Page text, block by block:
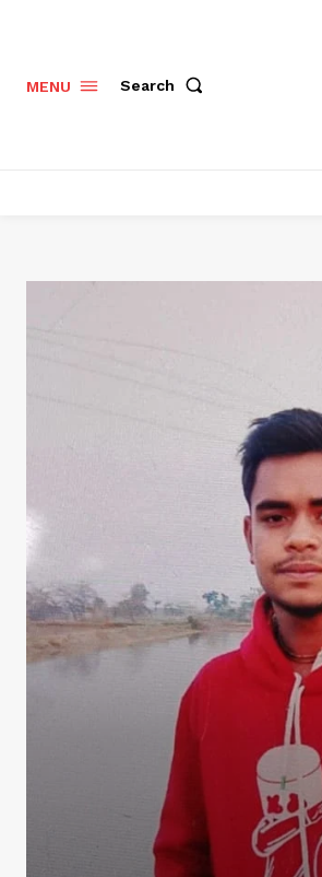
MENU Search